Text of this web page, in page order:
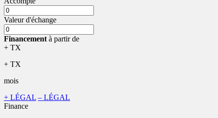
Valeur d'échange
Financementà partir de
+ TX
+ TX
mois
+ LÉGAL – LÉGAL
Finance